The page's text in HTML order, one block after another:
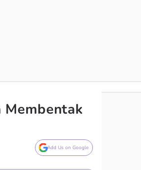
Membentak
Add Us on Google